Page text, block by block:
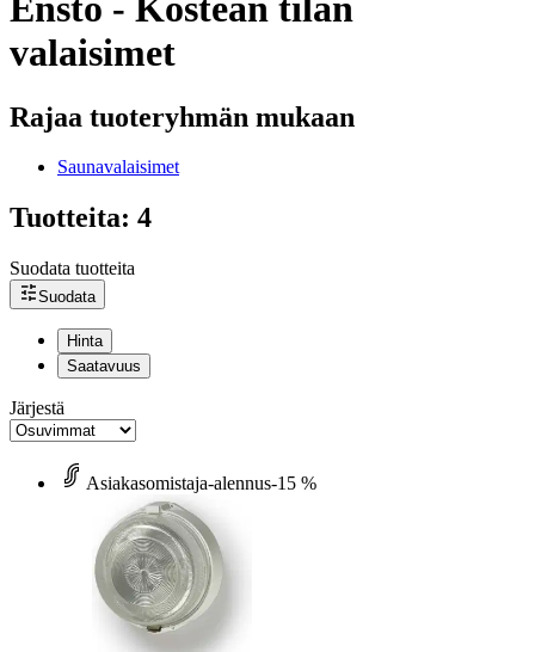
valaisimet
Rajaa tuoteryhmän mukaan
Saunavalaisimet
Tuotteita: 4
Suodata tuotteita
Suodata
Hinta
Saatavuus
Järjestä
Asiakasomistaja-alennus-15 %